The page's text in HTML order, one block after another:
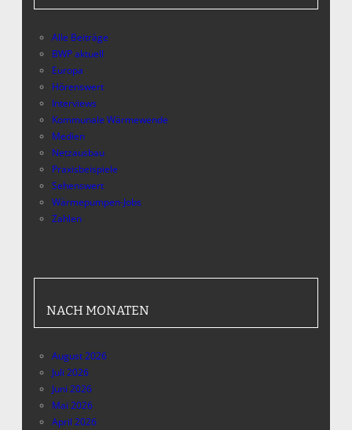
Alle Beiträge
BWP aktuell
Europa
Hörenswert
Interviews
Kommunale Wärmewende
Medien
Netzausbau
Praxisbeispiele
Sehenswert
Wärmepumpen-Jobs
Zahlen
NACH MONATEN
August 2026
Juli 2026
Juni 2026
Mai 2026
April 2026